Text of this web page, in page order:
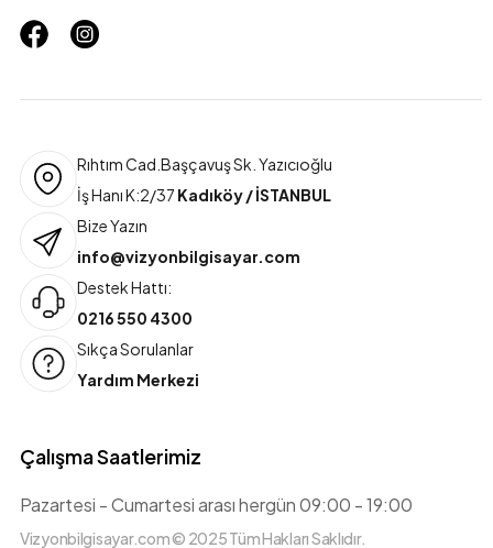
Rıhtım Cad.Başçavuş Sk. Yazıcıoğlu
İş Hanı K:2/37 Kadıköy / İSTANBUL
Bize Yazın
info@vizyonbilgisayar.com
Destek Hattı:
0216 550 4300
Sıkça Sorulanlar
Yardım Merkezi
Çalışma Saatlerimiz
Pazartesi - Cumartesi arası hergün 09:00 - 19:00
Vizyonbilgisayar.com © 2025 Tüm Hakları Saklıdır.